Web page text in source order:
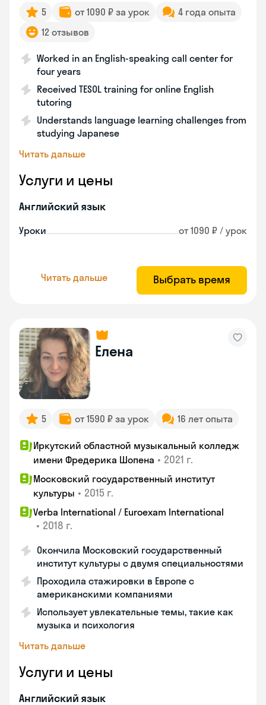
5 от 1090 ₽ за урок
4 года опыта
12 отзывов
Worked in an English-speaking call center for
four years
Received TESOL training for online English
tutoring
Understands language learning challenges from
studying Japanese
Читать дальше
Услуги и цены
Английский язык
Уроки от 1090 ₽ / урок
Читать дальше Выбрать время
Елена
5 от 1590 ₽ за урок 16 лет опыта
Иркутский областной музыкальный колледж
имени Фредерика Шопена • 2021 г.
Московский государственный институт
культуры • 2015 г.
Verba International / Euroexam International
• 2018 г.
Окончила Московский государственный
институт культуры с двумя специальностями
Проходила стажировки в Европе с
американскими компаниями
Использует увлекательные темы, такие как
музыка и психология
Читать дальше
Услуги и цены
Английский язык